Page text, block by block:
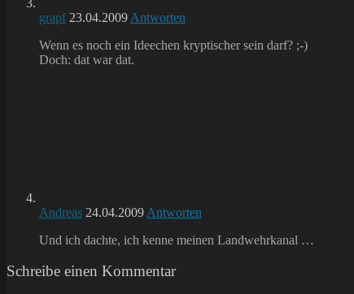
grapf 23.04.2009 Antworten
Wenn es noch ein Ideechen kryptischer sein darf? ;-)
Doch: dat war dat.
Andreas 24.04.2009 Antworten
Und ich dachte, ich kenne meinen Landwehrkanal …
Schreibe einen Kommentar